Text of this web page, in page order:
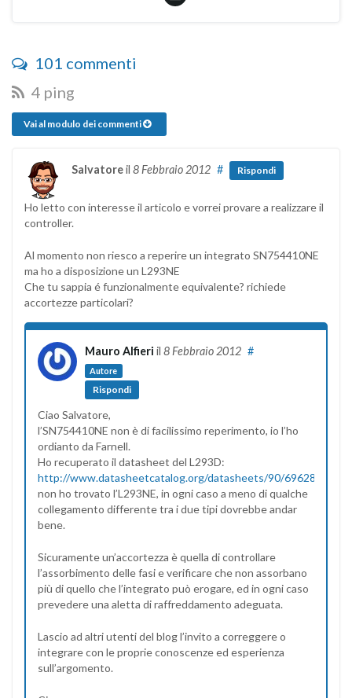
101 commenti
4 ping
Vai al modulo dei commenti
Salvatoreil 8 Febbraio 2012 # Rispondi
Ho letto con interesse il articolo e vorrei provare a realizzare il
controller.
Al momento non riesco a reperire un integrato SN754410NE
ma ho a disposizione un L293NE
Che tu sappia é funzionalmente equivalente? richiede
accortezze particolari?
Mauro Alfieri il 8 Febbraio 2012
Autore
#
Rispondi
Ciao Salvatore,
l’SN754410NE non è di facilissimo reperimento, io l’ho
ordianto da Farnell.
Ho recuperato il datasheet del L293D:
http://www.datasheetcatalog.org/datasheets/90/
non ho trovato l’L293NE, in ogni caso a meno di qualche
collegamento differente tra i due tipi dovrebbe andar
bene.
Sicuramente un’accortezza è quella di controllare
l’assorbimento delle fasi e verificare che non assorbano
più di quello che l’integrato può erogare, ed in ogni caso
prevedere una aletta di raffreddamento adeguata.
Lascio ad altri utenti del blog l’invito a correggere o
integrare con le proprie conoscenze ed esperienza
sull’argomento.